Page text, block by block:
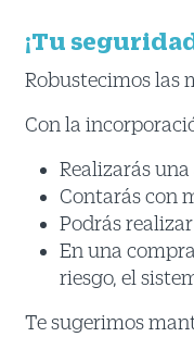
¡Tu
Robustecimos las
Con la
Realizarás una
Contarás con
Podrás
En una
riesgo, el
Te sugerimos